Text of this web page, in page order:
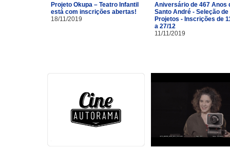
Projeto Okupa – Teatro Infantil
está com inscrições abertas!
18/11/2019
Aniversário de 467 Anos
Santo André - Seleção de
Projetos - Inscrições de
a 27/12
11/11/2019